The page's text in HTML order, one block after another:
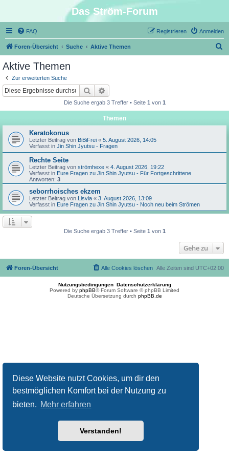
Diese Website nutzt Cookies, um dir den
bestmöglichen Komfort bei der Nutzung zu
bieten. Mehr erfahren
Verstanden!
Das Ström-Forum
FAQ Anmelden
Registrieren
Foren-Übersicht Suche Aktive Themen
Aktive Themen
Zur erweiterten Suche
Suche
Die Suche ergab 3 Treffer • Seite 1 von 1
Themen
Keratokonus
Letzter Beitrag von BiBiFrei « 5. August 2026, 14:05
Verfasst in Jin Shin Jyutsu - Fragen
Rechte Seite
Letzter Beitrag von strömhexe « 4. August 2026, 19:22
Verfasst in Eure Fragen zu Jin Shin Jyutsu - Für Fortgeschrittene
Antworten: 3
seborrhoisches ekzem
Letzter Beitrag von Lisvia « 3. August 2026, 13:09
Verfasst in Eure Fragen zu Jin Shin Jyutsu - Noch neu beim Strömen
Die Suche ergab 3 Treffer • Seite 1 von 1
Gehe zu
Foren-Übersicht Alle Zeiten sind UTC+02:00
Alle Cookies löschen
Nutzungsbedingungen Datenschutzerklärung
Powered by phpBB® Forum Software © phpBB Limited
Deutsche Übersetzung durch phpBB.de